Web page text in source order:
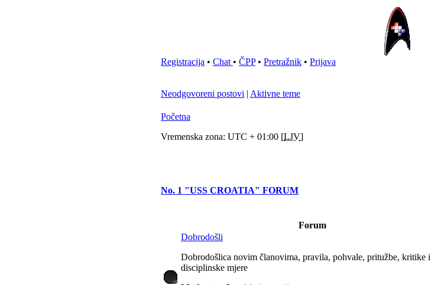
Registracija • Chat • ČPP• Pretražnik • Prijava
Neodgovoreni postovi | Aktivne teme
Početna
Vremenska zona: UTC + 01:00 [LJV]
No. 1 "USS CROATIA" FORUM
Forum
Dobrodošli
Dobrodošlica novim članovima, pravila, pohvale, pritužbe, kritike i
disciplinske mjere